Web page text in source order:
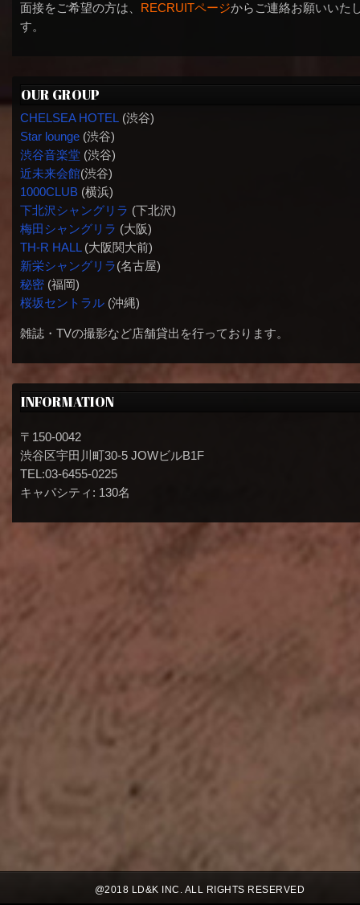
面接をご希望の方は、 RECRUITページからご連絡お願いいた
す。
OUR GROUP
CHELSEA HOTEL (渋谷)
Star lounge(渋谷)
渋谷音楽堂(渋谷)
近未来会館(渋谷)
1000CLUB(横浜)
下北沢シャングリラ (下北沢)
梅田シャングリラ (大阪)
TH-R HALL(大阪関大前)
新栄シャングリラ(名古屋)
秘密(福岡)
桜坂セントラル(沖縄)
雑誌・TVの撮影など店舗貸出を行っております。
INFORMATION
〒150-0042
渋谷区宇田川町30-5 JOWビルB1F
TEL:03-6455-0225
キャパシティ: 130名
@2018 LD&K INC. ALL RIGHTS RESERVED